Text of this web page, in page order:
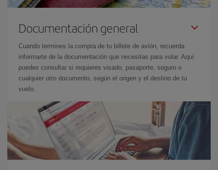
Documentación general
Cuando termines la compra de tu billete de avión, recuerda
informarte de la documentación que necesitas para volar. Aquí
puedes consultar si requieres visado, pasaporte, seguro o
cualquier otro documento, según el origen y el destino de tu
vuelo.